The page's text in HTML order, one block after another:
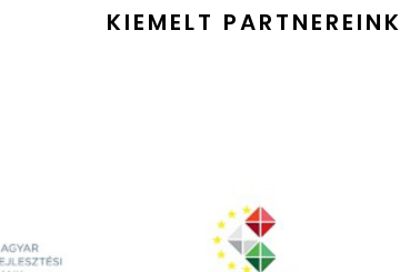
KIEMELT PARTNEREINK